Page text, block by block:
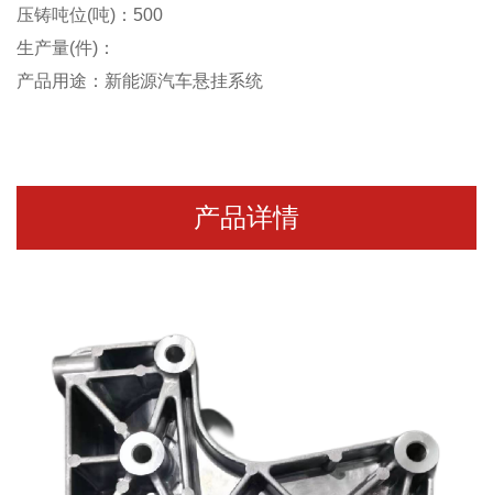
压铸吨位(吨)：500
生产量(件)：
产品用途：新能源汽车悬挂系统
产品详情